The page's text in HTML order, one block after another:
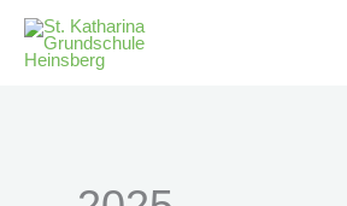
Zum